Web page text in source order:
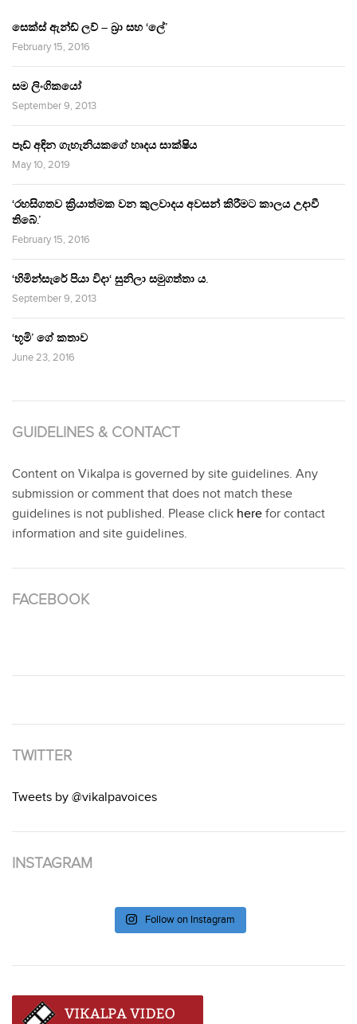
සෙක්ස් ඇන්ඩ් ලව් – බ්‍රා සහ ‘ලේ’
February 15, 2016
සම ලිංගිකයෝ
September 9, 2013
පෑඩ් අඳින ගැහැනියකගේ හෘදය සාක්ෂිය
May 10, 2019
‘රහසිගතව ක්‍රියාත්මක වන කුලවාදය අවසන් කිරීමට කාලය උදාවී
තිබේ.’
February 15, 2016
‘හිමින්සැරේ පියා විදා‘ සුනිලා සමුගත්තා ය.
September 9, 2013
‘භූමි’ ගේ කතාව
June 23, 2016
GUIDELINES & CONTACT
Content on Vikalpa is governed by site guidelines. Any
submission or comment that does not match these
guidelines is not published. Please click here for contact
information and site guidelines.
FACEBOOK
TWITTER
Tweets by @vikalpavoices
INSTAGRAM
Follow on Instagram